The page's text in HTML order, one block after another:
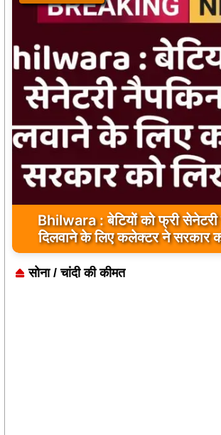
Bhilwara : बेटियों को फ्री
दिलवाने के लिए कलेक्टर ने सरकार
Bhilwara : सभी निर्माण कार्य
कोई समझौता नहीं किया जाए:
सोना / चांदी की कीमत